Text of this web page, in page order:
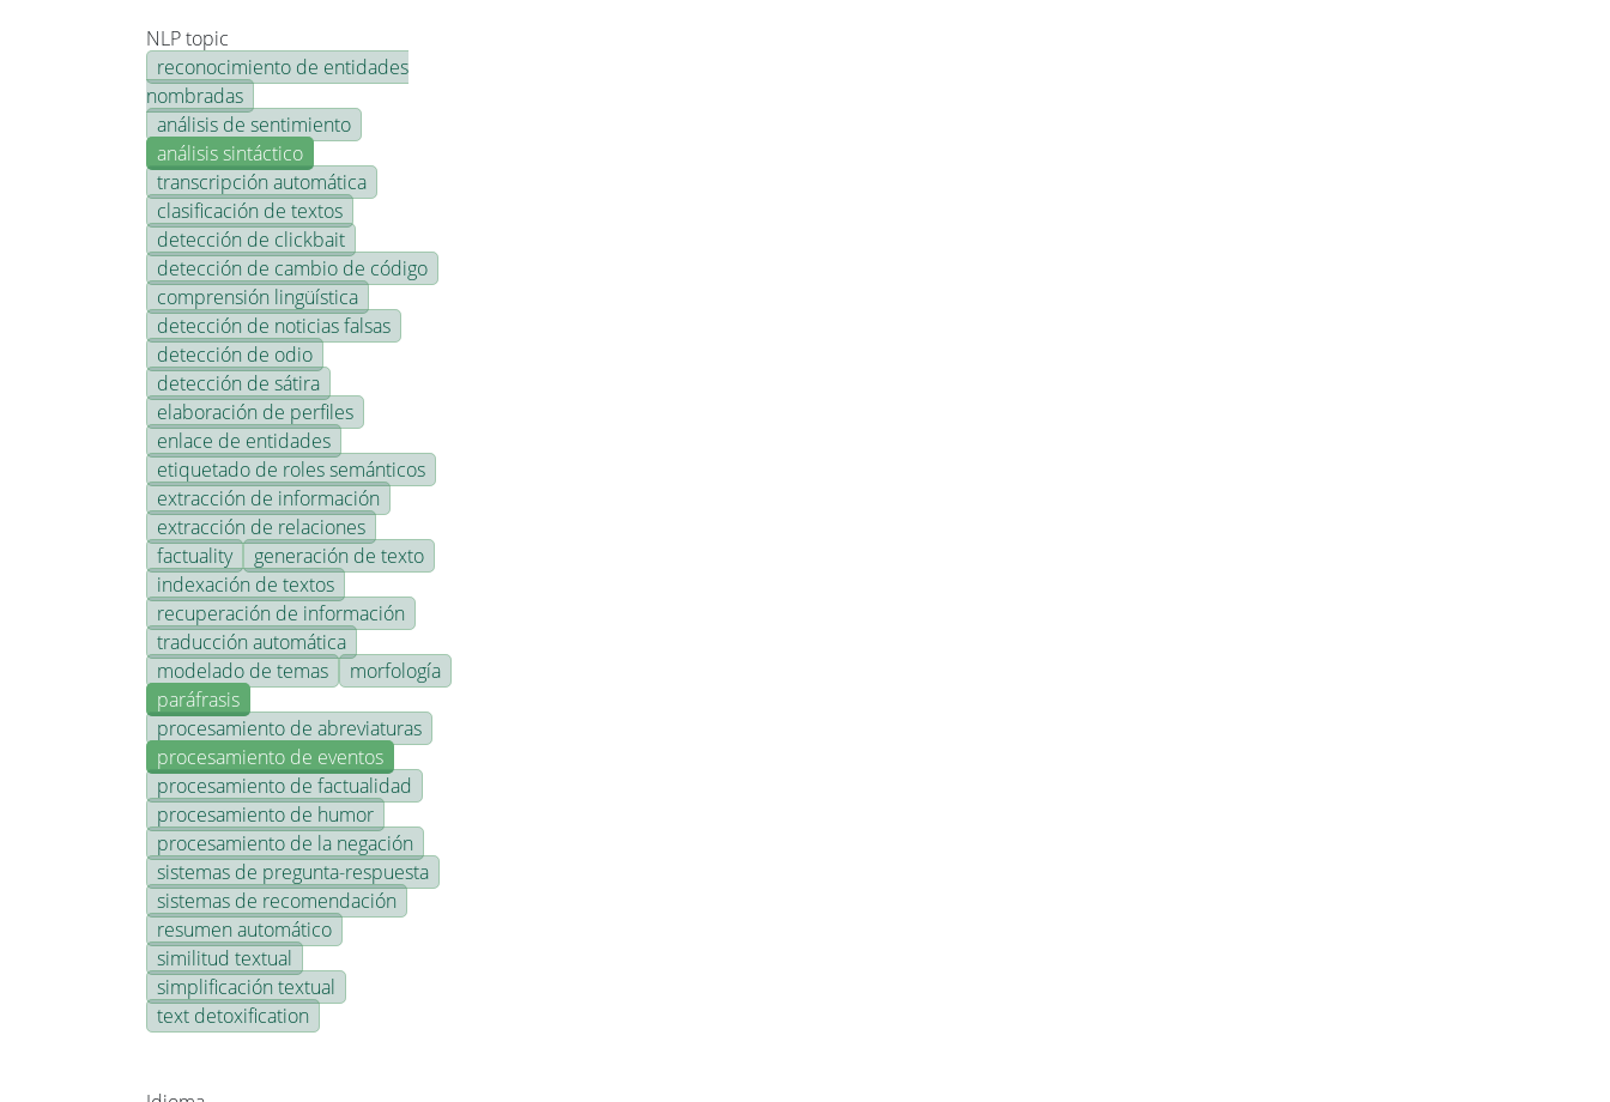
NLP topic
reconocimiento de entidades
nombradas
análisis de sentimiento
análisis sintáctico
transcripción automática
clasificación de textos
detección de clickbait
detección de cambio de código
comprensión lingüística
detección de noticias falsas
detección de odio
detección de sátira
elaboración de perfiles
enlace de entidades
etiquetado de roles semánticos
extracción de información
extracción de relaciones
factuality
generación de texto
indexación de textos
recuperación de información
traducción automática
modelado de temas
morfología
paráfrasis
procesamiento de abreviaturas
procesamiento de eventos
procesamiento de factualidad
procesamiento de humor
procesamiento de la negación
sistemas de pregunta-respuesta
sistemas de recomendación
resumen automático
similitud textual
simplificación textual
text detoxification